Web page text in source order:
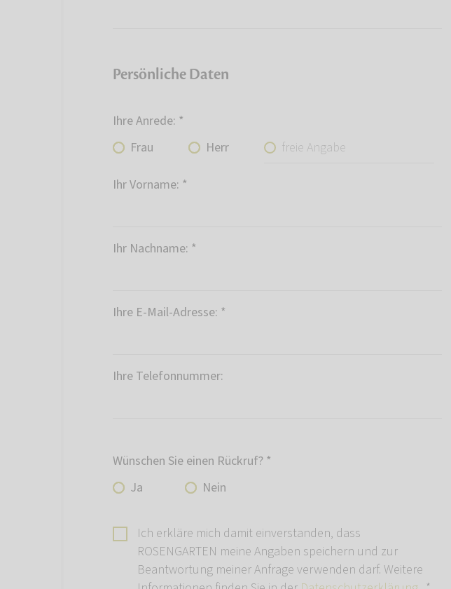
Persönliche Daten
Ihre Anrede: *
Frau
Herr freie Angabe
Ihr Vorname: *
Ihr Nachname: *
Ihre E-Mail-Adresse: *
Ihre Telefonnummer:
Wünschen Sie einen Rückruf? *
Ja
Nein
Ich erkläre mich damit einverstanden, dass
ROSENGARTEN meine Angaben speichern und zur
Beantwortung meiner Anfrage verwenden darf. Weitere